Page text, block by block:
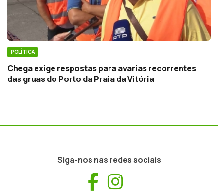
POLÍTICA
Chega exige respostas para avarias recorrentes
das gruas do Porto da Praia da Vitória
Siga-nos nas redes sociais
Facebook